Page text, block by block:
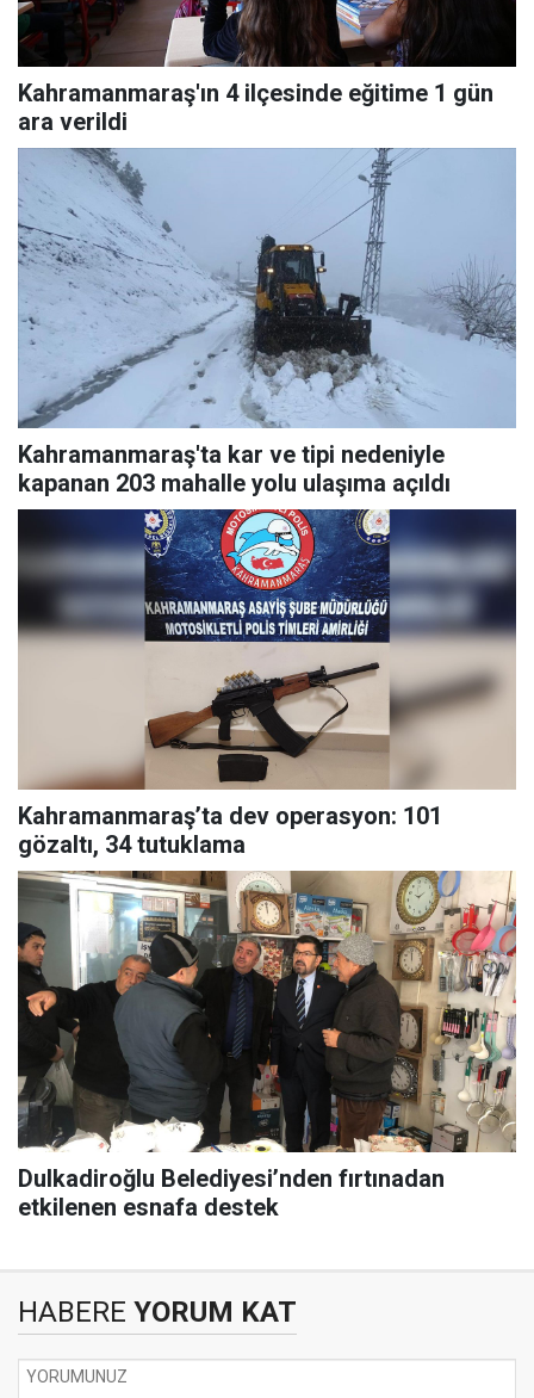
Kahramanmaraş'ın 4 ilçesinde eğitime 1 gün
ara verildi
Kahramanmaraş'ta kar ve tipi nedeniyle
kapanan 203 mahalle yolu ulaşıma açıldı
Kahramanmaraş’ta dev operasyon: 101
gözaltı, 34 tutuklama
Dulkadiroğlu Belediyesi’nden fırtınadan
etkilenen esnafa destek
HABERE YORUM KAT